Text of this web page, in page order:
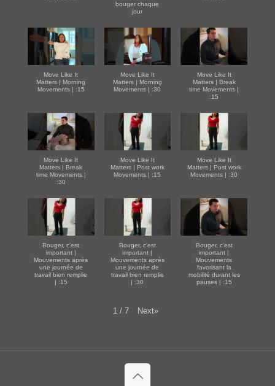
bouger chaque
jour
Move Like It
Matters | Morning
Movements | :15
Move Like It
Matters | Morning
Movements | :30
Move Like It
Matters | Break
time Movements |
:15
Move Like It
Matters | Break
time Movements |
:30
Move Like It
Matters | Post work
Movements | :15
Move Like It
Matters | Post work
Movements | :30
Bouger, c’est
important |
Mouvements après
une journée de
travail bien remplie
| :15
Bouger, c’est
important |
Mouvements après
une journée de
travail bien remplie
| :30
Bouger, c’est
important |
Mouvements
favorisant la
mobilité durant les
pauses | :15
1 / 7 Next»